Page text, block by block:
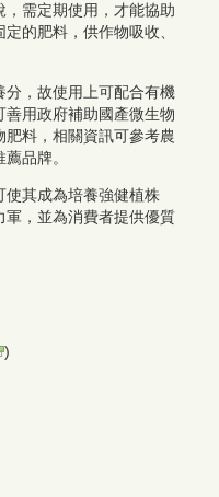
需定期使用，才能協助
的肥料，供作物吸收、
，故使用上可配合有機
用政府補助國產微生物
肥料，相關資訊可參考農
品牌。
使其成為培養強健植株
，並為消費者提供優質
)